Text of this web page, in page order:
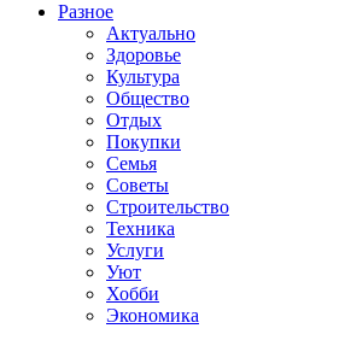
Разное
Актуально
Здоровье
Культура
Общество
Отдых
Покупки
Семья
Советы
Строительство
Техника
Услуги
Уют
Хобби
Экономика